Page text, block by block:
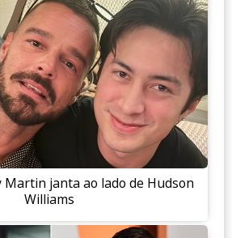
Martin janta ao lado de Hudson
Williams